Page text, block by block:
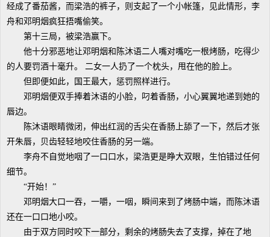
经成了番茄酱，而梁浩的裤子，则支起了一个小帐篷，见此情形，李
舟和邓明烟疯狂捂嘴偷笑。
第十三局，被梁浩赢下。
他十分邪恶地让邓明烟和陈沐语二人嘴对嘴吃一根烤肠，吃得少
的人要罚酒十毫升。 二女一人扔了一个枕头，甩在他的脸上。
但即便如此，国王最大，惩罚照样进行。
邓明烟便双手捧着沐语的小脸，叼着香肠，小心翼翼地递到她的
唇边。
陈沐语眼睛微闭，伸出红润的舌尖在香肠上舔了一下，然后才张
开朱唇，贝齿轻轻地咬住香肠的另一端。
李舟不自觉地咽了一口口水，梁浩更是睁大双眼，生怕错过任何
细节。
“开始！”
邓明烟大口一吞，一嚼，一咽，瞬间来到了烤肠中端，而陈沐语
还在一口口地小咬。
由于双方同时咬下一部分，剩余的烤肠失去了支撑，掉在了地